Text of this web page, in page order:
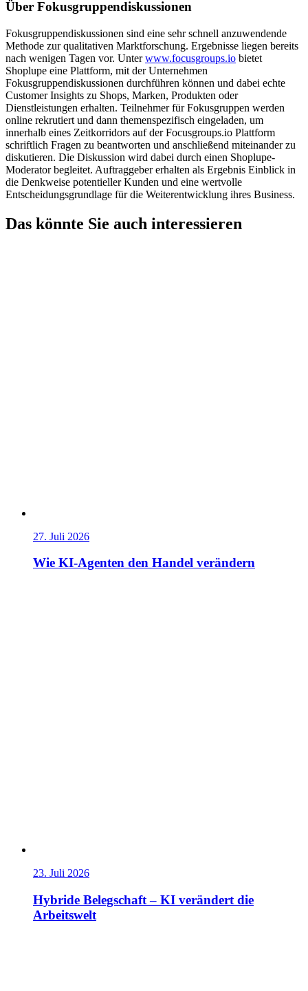
Über Fokusgruppendiskussionen
Fokusgruppendiskussionen sind eine sehr schnell anzuwendende
Methode zur qualitativen Marktforschung. Ergebnisse liegen bereits
nach wenigen Tagen vor. Unterwww.focusgroups.io bietet
Shoplupe eine Plattform, mit der Unternehmen
Fokusgruppendiskussionen durchführen können und dabei echte
Customer Insights zu Shops, Marken, Produkten oder
Dienstleistungen erhalten. Teilnehmer für Fokusgruppen werden
online rekrutiert und dann themenspezifisch eingeladen, um
innerhalb eines Zeitkorridors auf der Focusgroups.io Plattform
schriftlich Fragen zu beantworten und anschließend miteinander zu
diskutieren. Die Diskussion wird dabei durch einen Shoplupe-
Moderator begleitet. Auftraggeber erhalten als Ergebnis Einblick in
die Denkweise potentieller Kunden und eine wertvolle
Entscheidungsgrundlage für die Weiterentwicklung ihres Business.
Das könnte Sie auch interessieren
27. Juli 2026
Wie KI-Agenten den Handel verändern
23. Juli 2026
Hybride Belegschaft – KI verändert die
Arbeitswelt